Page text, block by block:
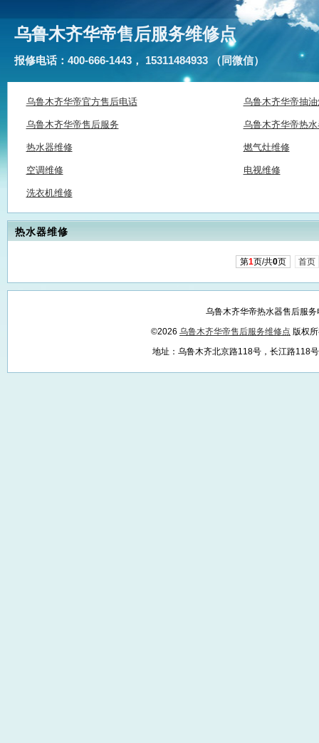
乌鲁木齐华帝售后服务维修点
报修电话：400-666-1443， 15311484933 （同微信）
乌鲁木齐华帝官方售后电话 乌鲁木齐华帝抽
乌鲁木齐华帝售后服务 乌鲁木齐华帝热
热水器维修 燃气灶维修
空调维修 电视维修
洗衣机维修
热水器维修
第1页/共0页 首页
乌鲁木齐华帝热水器售后服
©2026 乌鲁木齐华帝售后服务维修点 版权
地址：乌鲁木齐北京路118号，长江路118